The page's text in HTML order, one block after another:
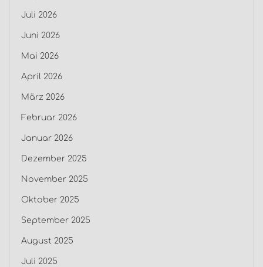
Juli 2026
Juni 2026
Mai 2026
April 2026
März 2026
Februar 2026
Januar 2026
Dezember 2025
November 2025
Oktober 2025
September 2025
August 2025
Juli 2025